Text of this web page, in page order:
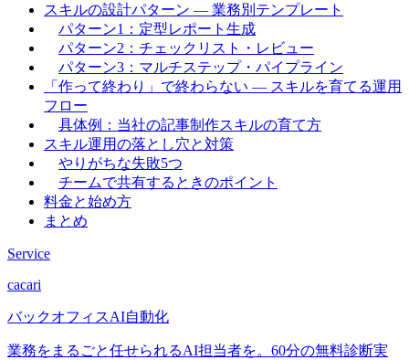
スキルの設計パターン — 業務別テンプレート
パターン1：定型レポート生成
パターン2：チェックリスト・レビュー
パターン3：マルチステップ・パイプライン
「作って終わり」で終わらない — スキルを育てる運用
フロー
具体例：当社の記事制作スキルの育て方
スキル運用の落とし穴と対策
やりがちな失敗5つ
チームで共有するときのポイント
料金と始め方
まとめ
Service
cacari
バックオフィスAI自動化
業務をまるごと任せられるAI担当者を。60分の無料診断実